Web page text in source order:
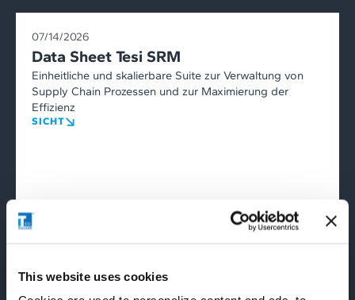
This website uses cookies
07/14/2026
Data Sheet Tesi SRM
Einheitliche und skalierbare Suite zur Verwaltung von
Supply Chain Prozessen und zur Maximierung der
Effizienz
SICHT
07/14/2026